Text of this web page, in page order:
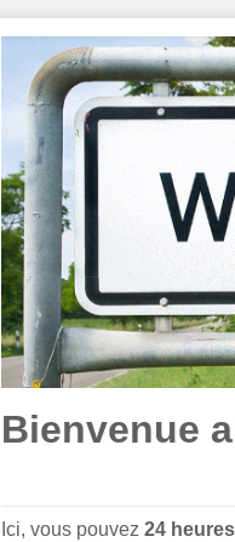
Bienvenue
Ici, vous pouvez 24